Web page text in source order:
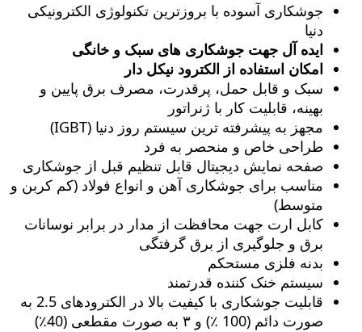
جوشکاری آسوده با بروزترین تکنولوژی الکترونیکی
دنیا
ایده آل جهت جوشکاری های سبک و خانگی
امکان استفاده از الکترود نیکل دار
سبک و قابل حمل، پرقدرت، مصرف برق پایین و
بهینه، قابلیت کار با ژنراتور
مجهز به پیشرفته ترین سیستم روز دنیا (IGBT)
طراحی خاص و منحصر به فرد
صفحه نمایش دیجیتال قابل تنظیم قبل از جوشکاری
مناسب برای جوشکاری آهن و انواع فولاد (کم کربن و
متوسط)
کابل ارت جهت محافظت از مدار در برابر نوسانات
برق و جلوگیری از برق گرفتگی
بدنه فلزی مستحکم
سیستم خنک کننده قدرتمند
قابلیت جوشکاری با کیفیت بالا در الکترودهای 2.5 به
صورت دائم (100 ٪) و ۳ به صورت مقطعی (40٪)